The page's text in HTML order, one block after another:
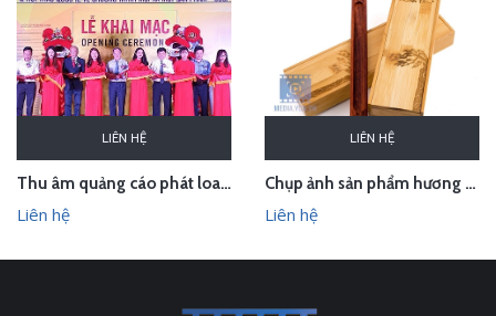
LIÊN HỆ
Thu âm quảng cáo phát loa cho Hội chợ Làng nghề VN 2018
Liên hệ
LIÊN HỆ
Chụp ảnh sản phẩm hương trầm Hương Xưa - Kính Tâm trong studio Hà Nội
Liên hệ